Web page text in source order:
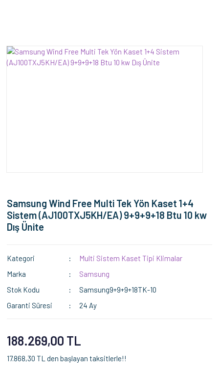
Samsung Wind Free Multi Tek Yön Kaset 1+4
Sistem (AJ100TXJ5KH/EA) 9+9+9+18 Btu 10 kw
Dış Ünite
Kategori
Multi Sistem Kaset Tipi Klimalar
Marka
Samsung
Stok Kodu
Samsung9+9+9+18TK-10
Garanti Süresi
24 Ay
188.269,00 TL
17.868,30 TL den başlayan taksitlerle!!